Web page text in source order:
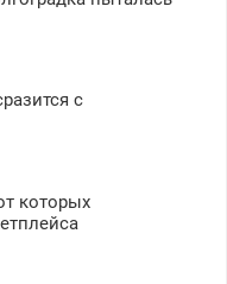
с
которых